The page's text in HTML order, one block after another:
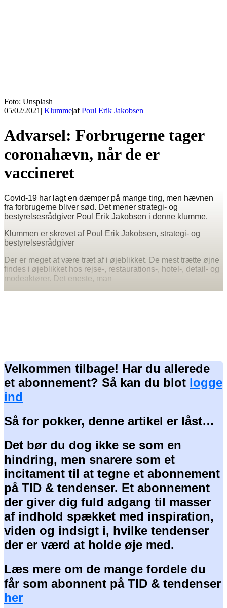
Foto: Unsplash
05/02/2021 | Klumme|afPoul Erik Jakobsen
Advarsel: Forbrugerne tager
coronahævn, når de er
vaccineret
Covid-19 har lagt en dæmper på mange ting, men hævnen
fra forbrugerne bliver sød. Det mener strategi- og
bestyrelsesrådgiver Poul Erik Jakobsen i denne klumme.
Klummen er skrevet af Poul Erik Jakobsen, strategi- og
bestyrelsesrådgiver
Der er meget at være træt af i øjeblikket. De mest trætte øjne
findes i øjeblikket hos rejse-, restaurations-, hotel-, detail- og
modeaktører. Det eneste, man
Velkommen tilbage! Har du allerede
et abonnement? Så kan du blot logge
ind
Så for pokker, denne artikel er låst…
Det bør du dog ikke se som en
hindring, men snarere som et
incitament til at tegne et abonnement
på TID & tendenser. Et abonnement
der giver dig fuld adgang til masser
af indhold spækket med inspiration,
viden og indsigt i, hvilke tendenser
der er værd at holde øje med.
Læs mere om de mange fordele du
får som abonnent på TID & tendenser
her